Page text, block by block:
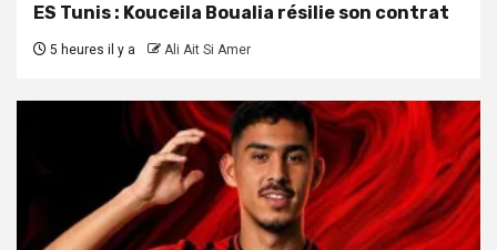
ES Tunis : Kouceila Boualia résilie son contrat
5 heures il y a Ali Ait Si Amer